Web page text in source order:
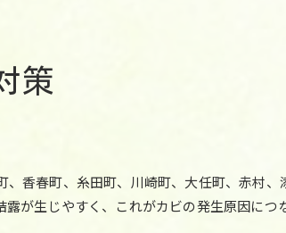
践例策
香春町、糸田町、川崎町、大任町、赤村、
が生じやすく、これがカビの発生原因につ